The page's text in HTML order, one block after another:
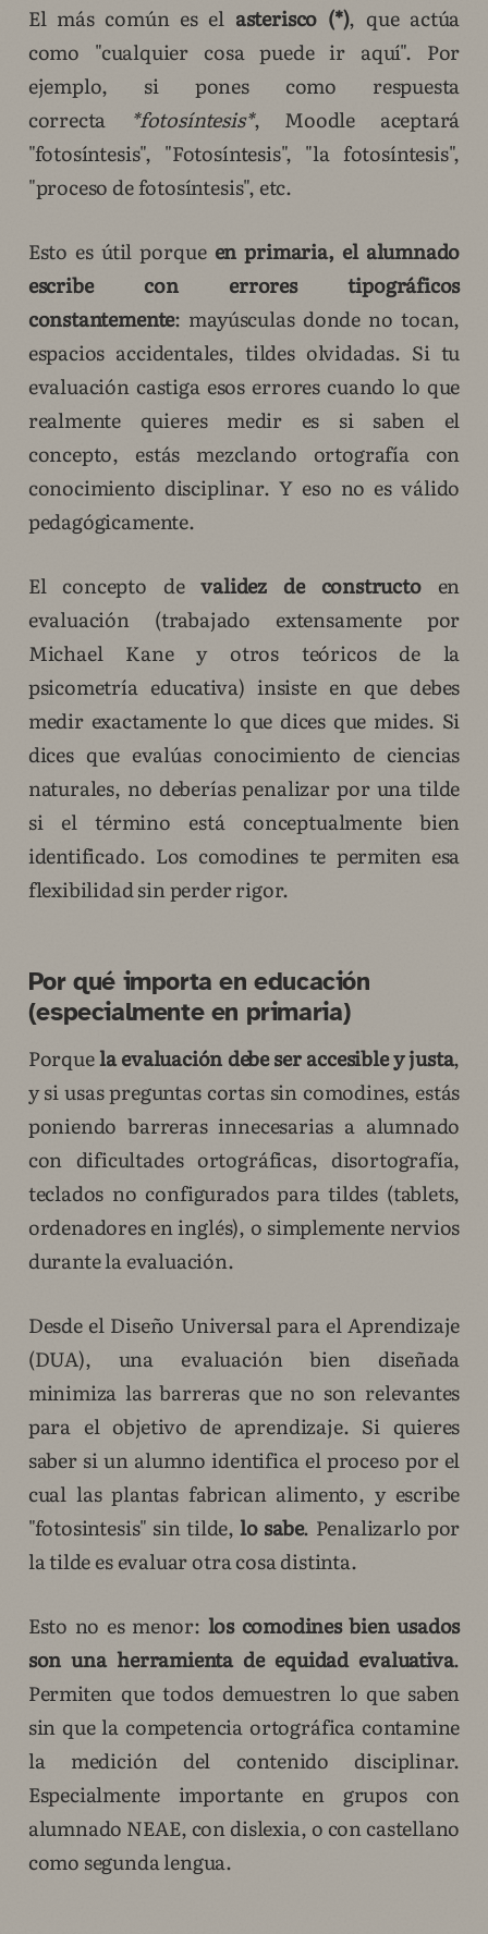
El más común es el asterisco (*), que actúa
como "cualquier cosa puede ir aquí". Por
ejemplo, si pones como respuesta
correcta
*fotosíntesis*, Moodle aceptará
"fotosíntesis", "Fotosíntesis", "la fotosíntesis",
"proceso de fotosíntesis", etc.
Esto es útil porque en primaria, el alumnado
escribe con errores tipográficos
constantemente: mayúsculas donde no tocan,
espacios accidentales, tildes olvidadas. Si tu
evaluación castiga esos errores cuando lo que
realmente quieres medir es si saben el
concepto, estás mezclando ortografía con
conocimiento disciplinar. Y eso no es válido
pedagógicamente.
El concepto devalidez de constructoen
evaluación (trabajado extensamente por
Michael Kane y otros teóricos de la
psicometría educativa) insiste en que debes
medir exactamente lo que dices que mides. Si
dices que evalúas conocimiento de ciencias
naturales, no deberías penalizar por una tilde
si el término está conceptualmente bien
identificado. Los comodines te permiten esa
flexibilidad sin perder rigor.
Por qué importa en educación
(especialmente en primaria)
Porquela evaluación debe ser accesible y justa,
y si usas preguntas cortas sin comodines, estás
poniendo barreras innecesarias a alumnado
con dificultades ortográficas, disortografía,
teclados no configurados para tildes (tablets,
ordenadores en inglés), o simplemente nervios
durante la evaluación.
Desde el Diseño Universal para el Aprendizaje
(DUA), una evaluación bien diseñada
minimiza las barreras que no son relevantes
para el objetivo de aprendizaje. Si quieres
saber si un alumno identifica el proceso por el
cual las plantas fabrican alimento, y escribe
"fotosintesis" sin tilde,lo sabe. Penalizarlo por
la tilde es evaluar otra cosa distinta.
Esto no es menor: los comodines bien usados
son una herramienta de equidad evaluativa.
Permiten que todos demuestren lo que saben
sin que la competencia ortográfica contamine
la medición del contenido disciplinar.
Especialmente importante en grupos con
alumnado NEAE, con dislexia, o con castellano
como segunda lengua.